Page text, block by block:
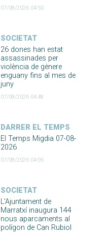
07/08/2026 04:50
SOCIETAT
26 dones han estat
assassinades per
violència de gènere
enguany fins al mes de
juny
07/08/2026 04:48
DARRER EL TEMPS
El Temps Migdia 07-08-
2026
07/08/2026 04:05
SOCIETAT
L’Ajuntament de
Marratxí inaugura 144
nous aparcaments al
polígon de Can Rubiol